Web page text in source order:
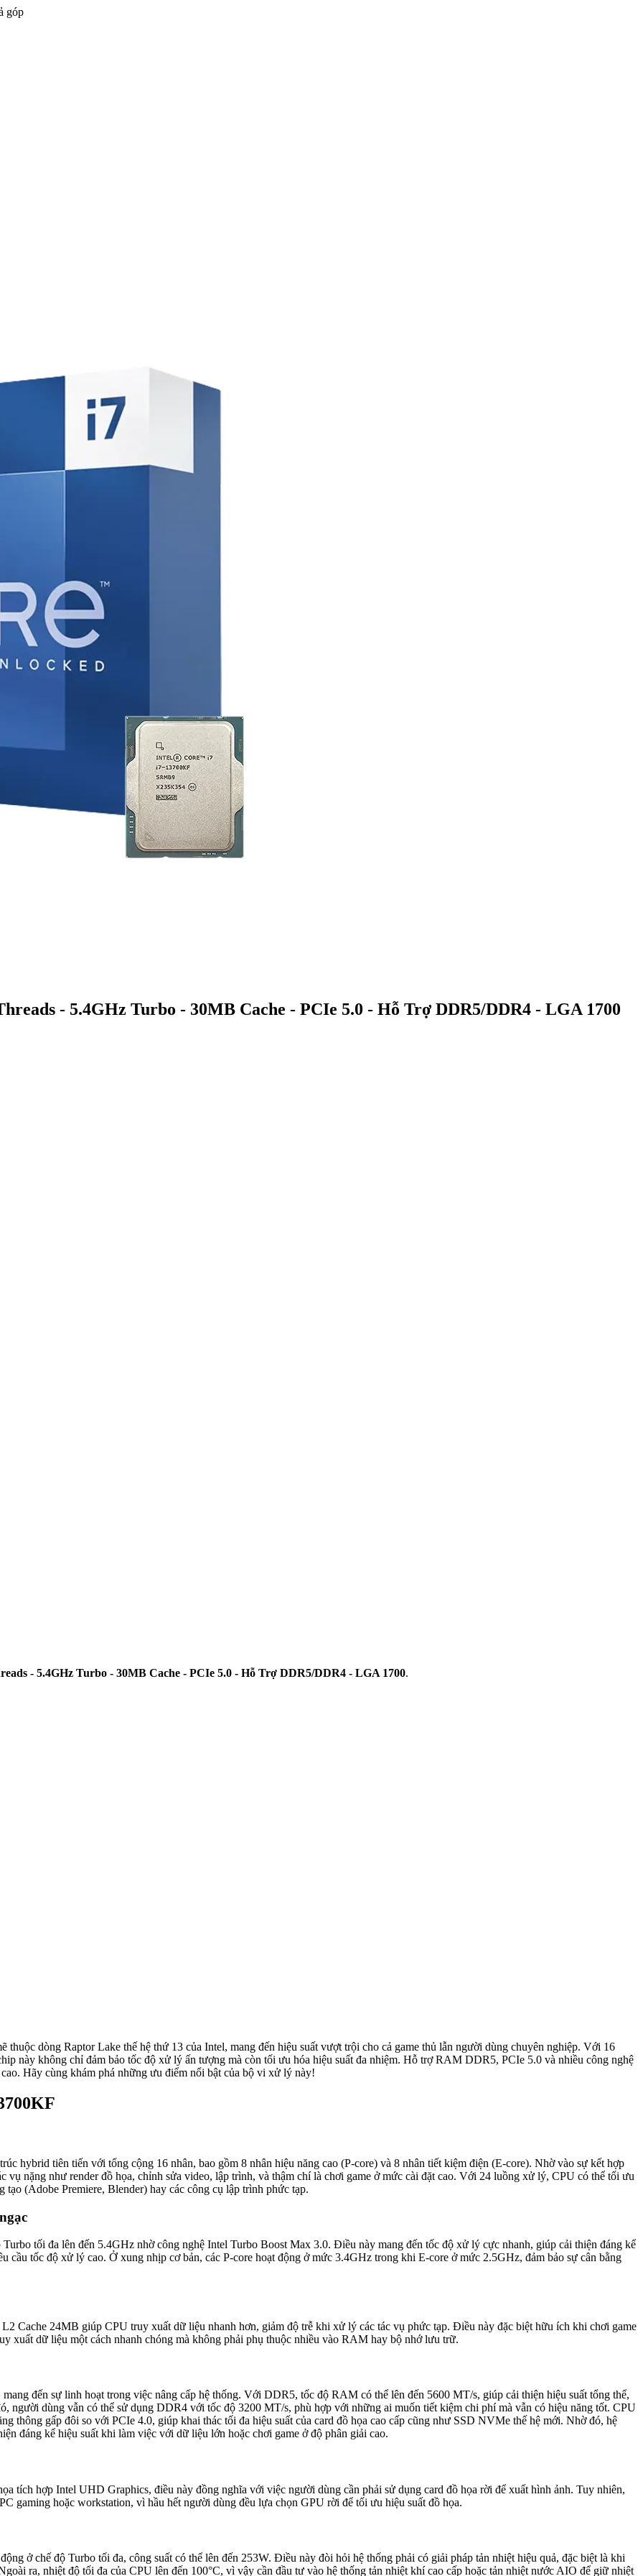
góp
- 5.4GHz Turbo - 30MB Cache - PCIe 5.0 - Hỗ Trợ DDR5/DDR4 - LGA 1700
- 5.4GHz Turbo - 30MB Cache - PCIe 5.0 - Hỗ Trợ DDR5/DDR4 - LGA 1700.
dòng Raptor Lake thế hệ thứ 13 của Intel, mang đến hiệu suất vượt trội cho cả game thủ lẫn người dùng chuyên nghiệp. Với 16
này không chỉ đảm bảo tốc độ xử lý ấn tượng mà còn tối ưu hóa hiệu suất đa nhiệm. Hỗ trợ RAM DDR5, PCIe 5.0 và nhiều công nghệ
Hãy cùng khám phá những ưu điểm nổi bật của bộ vi xử lý này!
hybrid tiên tiến với tổng cộng 16 nhân, bao gồm 8 nhân hiệu năng cao (P-core) và 8 nhân tiết kiệm điện (E-core). Nhờ vào sự kết hợp
vụ nặng như render đồ họa, chỉnh sửa video, lập trình, và thậm chí là chơi game ở mức cài đặt cao. Với 24 luồng xử lý, CPU có thể tối ưu
(Adobe Premiere, Blender) hay các công cụ lập trình phức tạp.
tối đa lên đến 5.4GHz nhờ công nghệ Intel Turbo Boost Max 3.0. Điều này mang đến tốc độ xử lý cực nhanh, giúp cải thiện đáng kể
cầu tốc độ xử lý cao. Ở xung nhịp cơ bản, các P-core hoạt động ở mức 3.4GHz trong khi E-core ở mức 2.5GHz, đảm bảo sự cân bằng
Cache 24MB giúp CPU truy xuất dữ liệu nhanh hơn, giảm độ trễ khi xử lý các tác vụ phức tạp. Điều này đặc biệt hữu ích khi chơi game
xuất dữ liệu một cách nhanh chóng mà không phải phụ thuộc nhiều vào RAM hay bộ nhớ lưu trữ.
đến sự linh hoạt trong việc nâng cấp hệ thống. Với DDR5, tốc độ RAM có thể lên đến 5600 MT/s, giúp cải thiện hiệu suất tổng thể,
người dùng vẫn có thể sử dụng DDR4 với tốc độ 3200 MT/s, phù hợp với những ai muốn tiết kiệm chi phí mà vẫn có hiệu năng tốt. CPU
thông gấp đôi so với PCIe 4.0, giúp khai thác tối đa hiệu suất của card đồ họa cao cấp cũng như SSD NVMe thế hệ mới. Nhờ đó, hệ
đáng kể hiệu suất khi làm việc với dữ liệu lớn hoặc chơi game ở độ phân giải cao.
tích hợp Intel UHD Graphics, điều này đồng nghĩa với việc người dùng cần phải sử dụng card đồ họa rời để xuất hình ảnh. Tuy nhiên,
gaming hoặc workstation, vì hầu hết người dùng đều lựa chọn GPU rời để tối ưu hiệu suất đồ họa.
ở chế độ Turbo tối đa, công suất có thể lên đến 253W. Điều này đòi hỏi hệ thống phải có giải pháp tản nhiệt hiệu quả, đặc biệt là khi
ra, nhiệt độ tối đa của CPU lên đến 100°C, vì vậy cần đầu tư vào hệ thống tản nhiệt khí cao cấp hoặc tản nhiệt nước AIO để giữ nhiệt